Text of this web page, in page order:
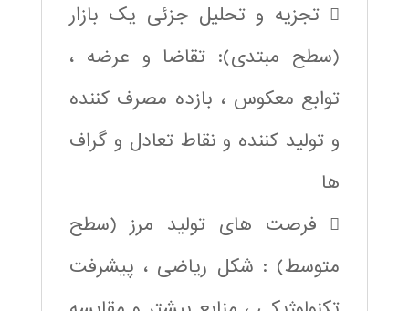
 تجزیه و تحلیل جزئی یک بازار
(سطح مبتدی): تقاضا و عرضه ،
توابع معکوس ، بازده مصرف کننده
و تولید کننده و نقاط تعادل و گراف
ها
 فرصت های تولید مرز (سطح
متوسط) : شکل ریاضی ، پیشرفت